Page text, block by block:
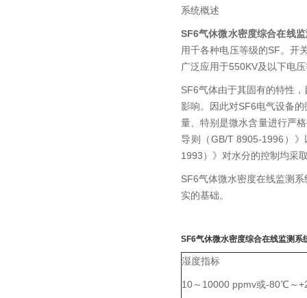
系统概述
SF6气休微水密度综合在线
用千各种电压等级的SF。开
广泛应用于550KV及以下电
SF6气体由于其固有的特性
影响。因此对SF6电气设备
量、特别是微水含量进行严
导则（GB/T 8905-1996）
1993）》对水分的控制均采
SF6气体微水密度在线监测
实的基础。
SF6气休微水密度综合在线监测系
湿度指标
10～10000 ppmv或-80℃～